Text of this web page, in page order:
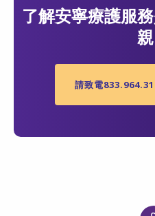
了解安寧療護服
親
請致電